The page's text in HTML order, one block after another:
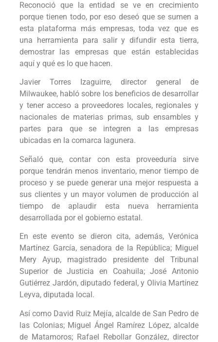
Reconoció que la entidad se ve en crecimiento
porque tienen todo, por eso deseó que se sumen a
esta plataforma más empresas, toda vez que es
una herramienta para salir y difundir esta tierra,
demostrar las empresas que están establecidas
aquí y qué es lo que hacen.
Javier Torres Izaguirre, director general de
Milwaukee, habló sobre los beneficios de desarrollar
y tener acceso a proveedores locales, regionales y
nacionales de materias primas, sub ensambles y
partes para que se integren a las empresas
ubicadas en la comarca lagunera.
Señaló que, contar con esta proveeduría sirve
porque tendrán menos inventario, menor tiempo de
proceso y se puede generar una mejor respuesta a
sus clientes y un mayor volumen de producción al
tiempo de aplaudir esta nueva herramienta
desarrollada por el gobierno estatal.
En este evento se dieron cita, además, Verónica
Martínez García, senadora de la República; Miguel
Mery Ayup, magistrado presidente del Tribunal
Superior de Justicia en Coahuila; José Antonio
Gutiérrez Jardón, diputado federal, y Olivia Martínez
Leyva, diputada local.
Así como David Ruiz Mejía, alcalde de San Pedro de
las Colonias; Miguel Ángel Ramírez López, alcalde
de Matamoros; Rafael Rebollar González, director